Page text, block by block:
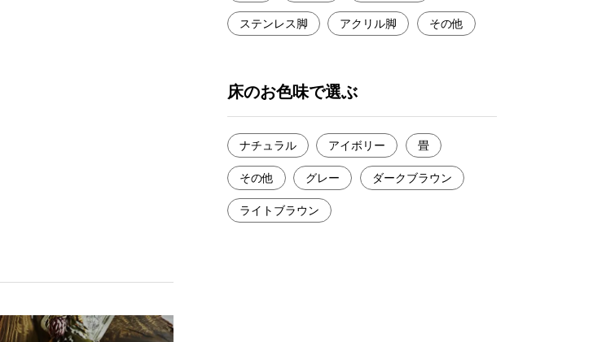
ステンレス脚 アクリル脚 その他
床のお色味で選ぶ
ナチュラル アイボリー 畳
その他 グレー ダークブラウン
ライトブラウン